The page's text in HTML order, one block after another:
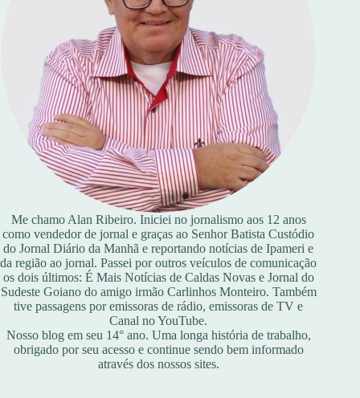
Me chamo Alan Ribeiro. Iniciei no jornalismo aos 12 anos
como vendedor de jornal e graças ao Senhor Batista Custódio
do Jornal Diário da Manhã e reportando notícias de Ipameri e
da região ao jornal. Passei por outros veículos de comunicação
os dois últimos: É Mais Notícias de Caldas Novas e Jornal do
Sudeste Goiano do amigo irmão Carlinhos Monteiro. Também
tive passagens por emissoras de rádio, emissoras de TV e
Canal no YouTube.
Nosso blog em seu 14° ano. Uma longa história de trabalho,
obrigado por seu acesso e continue sendo bem informado
através dos nossos sites.